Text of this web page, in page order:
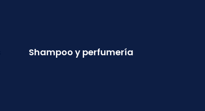
Shampoo y perfumería